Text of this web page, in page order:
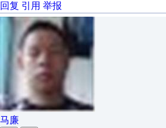
回复 引用 举报
马廉